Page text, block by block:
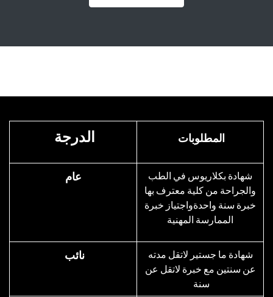
المطلوبات الدرجة
شهادة بكلاريوس في الطب
والجراحة من كلية معترف بها
خبرة سنة واحدةواجتياز خبرة
الممارسة المهنية
عام
شهادة ما جستير لاتقل مدته
عن سنتين مع خبرة لاتقل عن
سنة
نائب